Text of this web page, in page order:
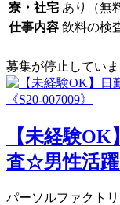
寮・社宅 あり（無
仕事内容 飲料の検
募集が停止してい
【未経験
査☆男性活躍
パーソルファクト